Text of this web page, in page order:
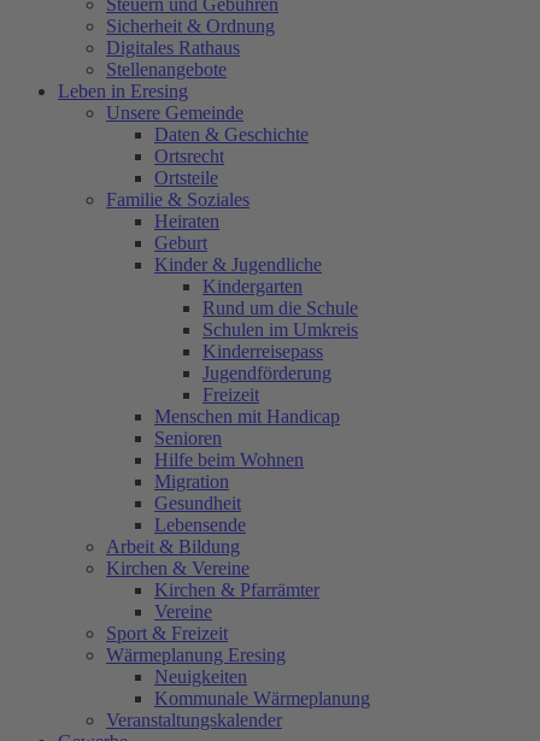
Steuern und Gebühren
Sicherheit & Ordnung
Digitales Rathaus
Stellenangebote
Leben in Eresing
Unsere Gemeinde
Daten & Geschichte
Ortsrecht
Ortsteile
Familie & Soziales
Heiraten
Geburt
Kinder & Jugendliche
Kindergarten
Rund um die Schule
Schulen im Umkreis
Kinderreisepass
Jugendförderung
Freizeit
Menschen mit Handicap
Senioren
Hilfe beim Wohnen
Migration
Gesundheit
Lebensende
Arbeit & Bildung
Kirchen & Vereine
Kirchen & Pfarrämter
Vereine
Sport & Freizeit
Wärmeplanung Eresing
Neuigkeiten
Kommunale Wärmeplanung
Veranstaltungskalender